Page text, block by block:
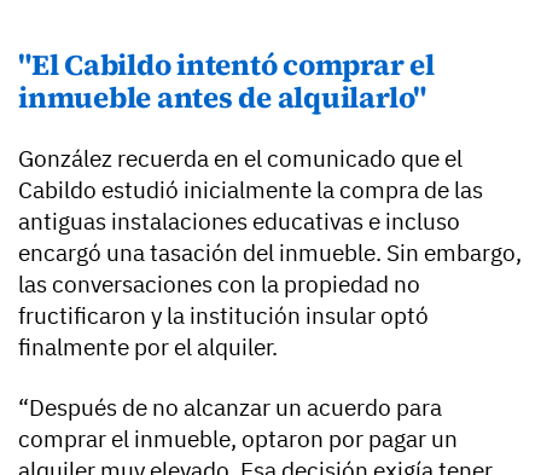
"El Cabildo intentó comprar el
inmueble antes de alquilarlo"
González recuerda en el comunicado que el
Cabildo estudió inicialmente la compra de las
antiguas instalaciones educativas e incluso
encargó una tasación del inmueble. Sin embargo,
las conversaciones con la propiedad no
fructificaron y la institución insular optó
finalmente por el alquiler.
“Después de no alcanzar un acuerdo para
comprar el inmueble, optaron por pagar un